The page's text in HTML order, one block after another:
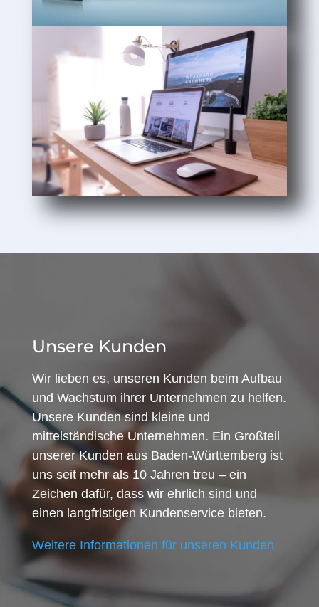
Unsere Kunden
Wir lieben es, unseren Kunden beim Aufbau
und Wachstum ihrer Unternehmen zu helfen.
Unsere Kunden sind kleine und
mittelständische Unternehmen. Ein Großteil
unserer Kunden aus Baden-Württemberg ist
uns seit mehr als 10 Jahren treu – ein
Zeichen dafür, dass wir ehrlich sind und
einen langfristigen Kundenservice bieten.
Weitere Informationen für unseren Kunden